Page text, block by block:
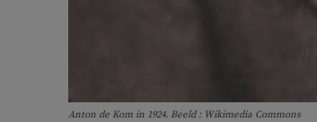
Anton de Kom in 1924. Beeld : Wikimedia Commons